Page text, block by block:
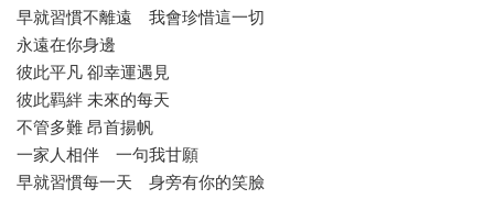
早就習慣不離遠 我會珍惜這一切
永遠在你身邊
彼此平凡 卻幸運遇見
彼此羁絆 未來的每天
不管多難 昂首揚帆
一家人相伴 一句我甘願
早就習慣每一天 身旁有你的笑臉